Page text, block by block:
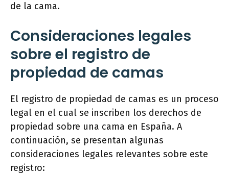
de la cama.
Consideraciones legales
sobre el registro de
propiedad de camas
El registro de propiedad de camas es un proceso
legal en el cual se inscriben los derechos de
propiedad sobre una cama en España. A
continuación, se presentan algunas
consideraciones legales relevantes sobre este
registro: